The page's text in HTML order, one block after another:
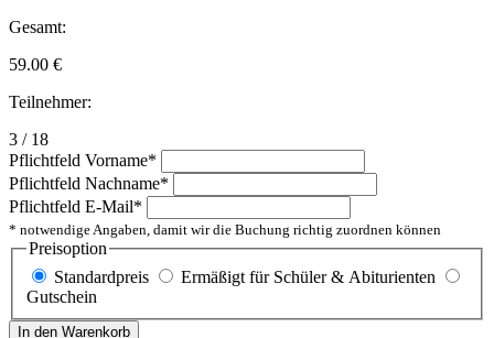
Gesamt:
59.00 €
Teilnehmer:
3 / 18
Pflichtfeld Vorname*
Pflichtfeld Nachname*
Pflichtfeld E-Mail*
* notwendige Angaben, damit wir die Buchung richtig zuordnen können
Preisoption
Standardpreis
Ermäßigt für Schüler & Abiturienten
Gutschein